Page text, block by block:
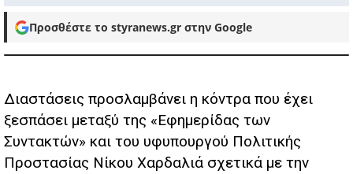
Προσθέστε το styranews.gr στην Google
Διαστάσεις προσλαμβάνει η κόντρα που έχει
ξεσπάσει μεταξύ της «Εφημερίδας των
Συντακτών» και του υφυπουργού Πολιτικής
Προστασίας Νίκου Χαρδαλιά σχετικά με την